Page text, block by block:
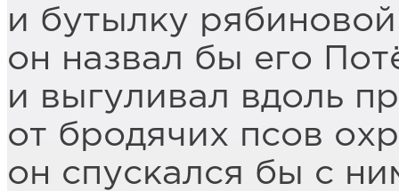
и бутылку
он назвал бы его
и выгуливал вдоль
от бродячих псов
он спускался бы с